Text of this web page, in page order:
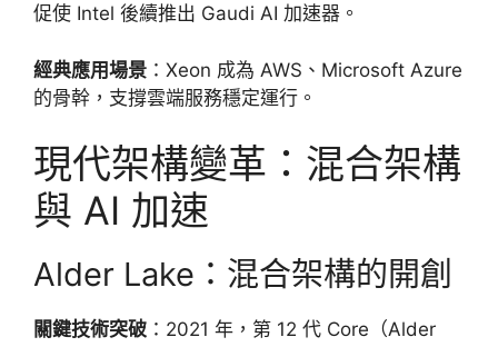
促使 Intel 後續推出 Gaudi AI 加速器。
經典應用場景 ：Xeon 成為 AWS、Microsoft Azure
的骨幹，支撐雲端服務穩定運行。
現代架構變革：混合架構
與 AI 加速
Alder Lake：混合架構的開創
關鍵技術突破 ：2021 年，第 12 代 Core（Alder